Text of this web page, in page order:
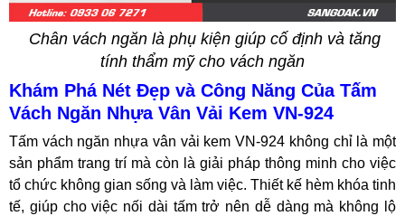
Chân vách ngăn là phụ kiện giúp cố định và tăng
tính thẩm mỹ cho vách ngăn
Khám Phá Nét Đẹp và Công Năng Của Tấm
Vách Ngăn Nhựa Vân Vải Kem VN-924
Tấm vách ngăn nhựa vân vải kem VN-924 không chỉ là một
sản phẩm trang trí mà còn là giải pháp thông minh cho việc
tổ chức không gian sống và làm việc. Thiết kế hèm khóa tinh
tế, giúp cho việc nối dài tấm trở nên dễ dàng mà không lộ